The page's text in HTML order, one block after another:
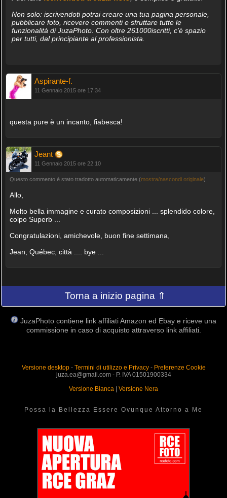
Non solo: iscrivendoti potrai creare una tua pagina personale,
pubblicare foto, ricevere commenti e sfruttare tutte le
funzionalità di JuzaPhoto. Con oltre 261000iscritti, c'è spazio
per tutti, dal principiante al professionista.
Aspirante-f.
11 Gennaio 2015 ore 17:34
questa pure è un incanto, fiabesca!
Jeant
11 Gennaio 2015 ore 22:10
Questo commento è stato tradotto automaticamente (mostra/nascondi originale)
Allo,
Molto bella immagine e curato composizioni ... splendido colore,
colpo Superb ...
Congratulazioni, amichevole, buon fine settimana,
Jean, Québec, città .... bye ...
Torna a inizio pagina ⇑
JuzaPhoto contiene link affiliati Amazon ed Ebay e riceve una
commissione in caso di acquisto attraverso link affiliati.
Versione desktop- Termini di utilizzo e Privacy- Preferenze Cookie
juza.ea@gmail.com - P. IVA 01501900334
Versione Bianca
Versione Nera
Possa la Bellezza Essere Ovunque Attorno a Me